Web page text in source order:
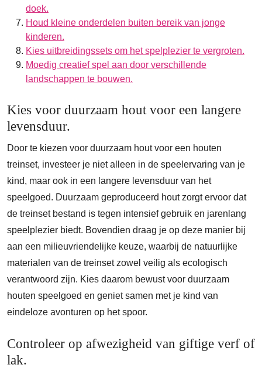
doek.
Houd kleine onderdelen buiten bereik van jonge
kinderen.
Kies uitbreidingssets om het spelplezier te vergroten.
Moedig creatief spel aan door verschillende
landschappen te bouwen.
Kies voor duurzaam hout voor een langere
levensduur.
Door te kiezen voor duurzaam hout voor een houten
treinset, investeer je niet alleen in de speelervaring van je
kind, maar ook in een langere levensduur van het
speelgoed. Duurzaam geproduceerd hout zorgt ervoor dat
de treinset bestand is tegen intensief gebruik en jarenlang
speelplezier biedt. Bovendien draag je op deze manier bij
aan een milieuvriendelijke keuze, waarbij de natuurlijke
materialen van de treinset zowel veilig als ecologisch
verantwoord zijn. Kies daarom bewust voor duurzaam
houten speelgoed en geniet samen met je kind van
eindeloze avonturen op het spoor.
Controleer op afwezigheid van giftige verf of
lak.